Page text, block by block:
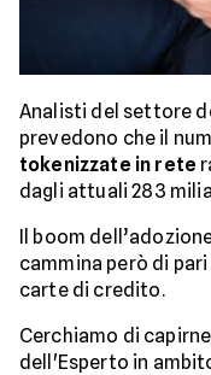
Analisti del settore
prevedono che il
tokenizzate in rete
dagli attuali 283
Il boom
cammina però di
carte di credito.
Cerchiamo di
dell'Esperto in